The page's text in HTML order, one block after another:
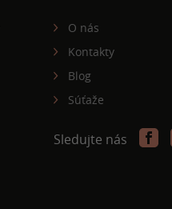
O nás
Kontakty
Blog
Súťaže
Sledujte nás